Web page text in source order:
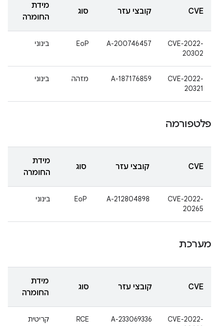
CVE קובצי עזר סוג
מידת
החומרה
CVE-2022-
20302
A-200746457
EoP בינוני
CVE-2022-
20321
A-187176859 מזהה בינוני
פלטפורמה
CVE קובצי עזר סוג
מידת
החומרה
CVE-2022-
20265
A-212804898
EoP בינוני
מערכת
CVE קובצי עזר סוג
מידת
החומרה
CVE-2022-
A-233069336
RCE קריטית